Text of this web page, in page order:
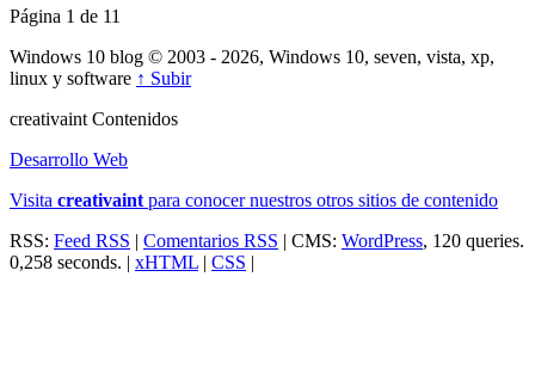
Página 1 de 11
Windows 10 blog © 2003 - 2026, Windows 10, seven, vista, xp,
linux y software ↑ Subir
creativaint Contenidos
Desarrollo Web
Visita creativaint para conocer nuestros otros sitios de contenido
RSS: Feed RSS | Comentarios RSS | CMS: WordPress, 120 queries.
0,258 seconds. | xHTML | CSS |